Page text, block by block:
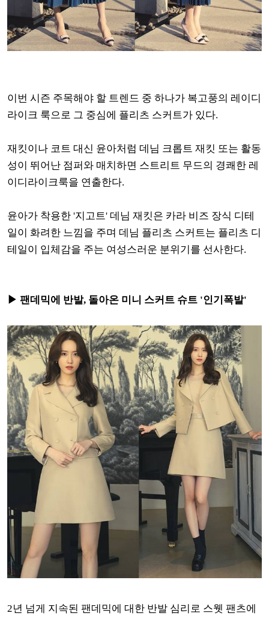
이번 시즌 주목해야 할 트렌드 중 하나가 복고풍의 레이디
라이크 룩으로 그 중심에 플리츠 스커트가 있다.
재킷이나 코트 대신 윤아처럼 데님 크롭트 재킷 또는 활동
성이 뛰어난 점퍼와 매치하면 스트리트 무드의 경쾌한 레
이디라이크룩을 연출한다.
윤아가 착용한 '지고트' 데님 재킷은 카라 비즈 장식 디테
일이 화려한 느낌을 주며 데님 플리츠 스커트는 플리츠 디
테일이 입체감을 주는 여성스러운 분위기를 선사한다.
▶ 팬데믹에 반발, 돌아온 미니 스커트 슈트 '인기폭발'
2년 넘게 지속된 팬데믹에 대한 반발 심리로 스웻 팬츠에